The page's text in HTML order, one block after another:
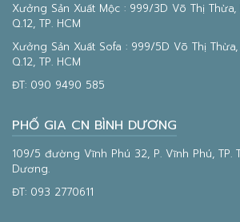
Xưởng Sản Xuất Mộc : 999/3D Võ Thị
Q.12, TP. HCM
Xưởng Sản Xuất Sofa : 999/5D Võ Thị
Q.12, TP. HCM
ĐT: 090 9490 585
PHỐ GIA CN BÌNH DƯƠNG
109/5 đường Vĩnh Phú 32, P. Vĩnh Phú, TP.
Dương.
ĐT: 093 2770611